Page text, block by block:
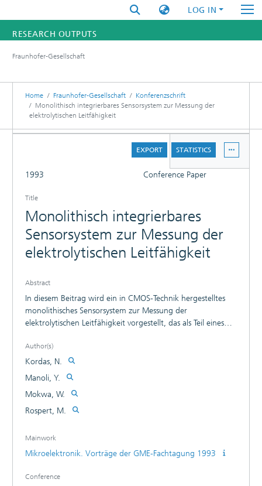
LOG IN
RESEARCH OUTPUTS
RESEARCHERS
INSTITUTES
Fraunhofer-Gesellschaft
Home Fraunhofer-Gesellschaft
Konferenzschrift
Monolithisch integrierbares Sensorsystem zur Messung der
elektrolytischen Leitfähigkeit
EXPORT STATISTICS
1993 Conference Paper
Title
Monolithisch integrierbares
Sensorsystem zur Messung der
elektrolytischen Leitfähigkeit
Abstract
In diesem Beitrag wird ein in CMOS-Technik hergestelltes
monolithisches Sensorsystem zur Messung der
elektrolytischen Leitfähigkeit vorgestellt, das als Teil eines
invasive Messung des Blutleitwertes ermöglicht. Es wird ein
4-Elektroden-Meßverfahren angewendet, welches den
durch einen Meßstrom hervorgerufenen Spannungsabfall
im Elektrolyten auswertet. Auf dem Chip befinden sich
integrierte Elektroden sowie sämtliche notwendigen
elektronischen Komponenten. Mit einer Prototypversion
+/- 1 Prozent erreicht.
Author(s)
Kordas, N.
Manoli, Y.
Mokwa, W.
Rospert, M.
Mainwork
Mikroelektronik. Vorträge der GME-Fachtagung 1993
Conference